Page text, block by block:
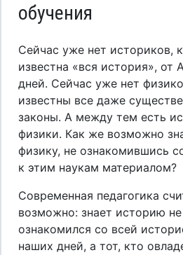
обучения
Сейчас уже нет историков,
известна «вся история», от
дней. Сейчас уже нет
известны все даже
законы. А между тем есть
физики. Как же возможно
физику, не ознакомившись
к этим наукам материалом?
Современная педагогика
возможно: знает историю не
ознакомился со всей
наших дней, а тот, кто